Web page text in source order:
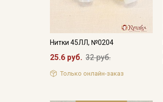
Нитки 45ЛЛ, №0204
25.6 руб. 32 руб.
Только онлайн-заказ